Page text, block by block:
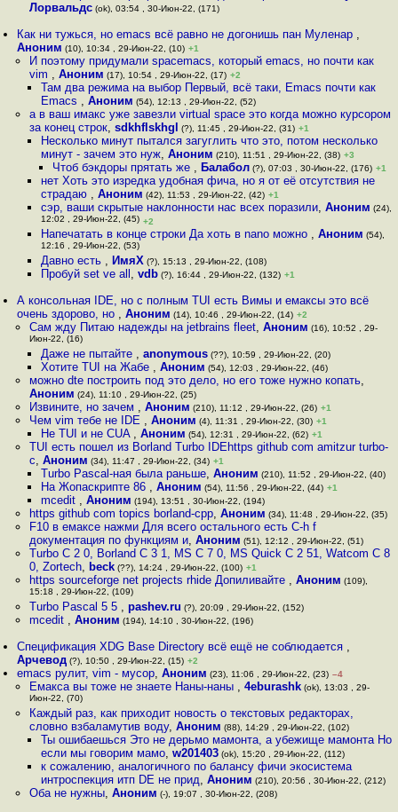
Лорвальдс(ok), 03:54 , 30-Июн-22, (171)
Как ни тужься, но emacs всё равно не догонишь пан Муленар ,
Аноним (10), 10:34 , 29-Июн-22, (10) +1
И поэтому придумали spacemacs, который emacs, но почти как
vim , Аноним (17), 10:54 , 29-Июн-22, (17) +2
Там два режима на выбор Первый, всё таки, Emacs почти как
Emacs , Аноним (54), 12:13 , 29-Июн-22, (52)
а в ваш имакс уже завезли virtual space это когда можно курсором
за конец строк, sdkhflskhgl (?), 11:45 , 29-Июн-22, (31) +1
Несколько минут пытался загуглить что это, потом несколько
минут - зачем это нуж, Аноним (210), 11:51 , 29-Июн-22, (38) +3
Чтоб бэкдоры прятать же , Балабол (?), 07:03 , 30-Июн-22, (176) +1
нет Хоть это изредка удобная фича, но я от её отсутствия не
страдаю , Аноним (42), 11:53 , 29-Июн-22, (42) +1
сэр, ваши скрытые наклонности нас всех поразили, Аноним (24),
12:02 , 29-Июн-22, (45) +2
Напечатать в конце строки Да хоть в nano можно , Аноним (54),
12:16 , 29-Июн-22, (53)
Давно есть , ИмяХ (?), 15:13 , 29-Июн-22, (108)
Пробуй set ve all , vdb(?), 16:44 , 29-Июн-22, (132) +1
А консольная IDE, но с полным TUI есть Вимы и емаксы это всё
очень здорово, но ,Аноним (14), 10:46 , 29-Июн-22, (14) +2
Сам жду Питаю надежды на jetbrains fleet, Аноним (16), 10:52 , 29-
Июн-22, (16)
Даже не пытайте , anonymous(??), 10:59 , 29-Июн-22, (20)
Хотите TUI на Жабе , Аноним (54), 12:03 , 29-Июн-22, (46)
можно dte построить под это дело, но его тоже нужно копать,
Аноним (24), 11:10 , 29-Июн-22, (25)
Извините, но зачем , Аноним (210), 11:12 , 29-Июн-22, (26) +1
Чем vim тебе не IDE , Аноним (4), 11:31 , 29-Июн-22, (30) +1
Не TUI и не CUA , Аноним (54), 12:31 , 29-Июн-22, (62) +1
TUI есть пошел из Borland Turbo IDEhttps github com amitzur turbo-
c, Аноним (34), 11:47 , 29-Июн-22, (34) +1
Turbo Pascal-ная была раньше, Аноним (210), 11:52 , 29-Июн-22, (40)
На Жопаскрипте 86 , Аноним (54), 11:56 , 29-Июн-22, (44) +1
mcedit , Аноним (194), 13:51 , 30-Июн-22, (194)
https github com topics borland-cpp, Аноним (34), 11:48 , 29-Июн-22, (35)
F10 в емаксе нажми Для всего остального есть C-h f
документация по функциям и, Аноним (51), 12:12 , 29-Июн-22, (51)
Turbo C 2 0, Borland C 3 1, MS C 7 0, MS Quick C 2 51, Watcom C 8
0, Zortech, beck(??), 14:24 , 29-Июн-22, (100) +1
https sourceforge net projects rhide Допиливайте , Аноним (109),
15:18 , 29-Июн-22, (109)
Turbo Pascal 5 5 , pashev.ru (?), 20:09 , 29-Июн-22, (152)
mcedit , Аноним (194), 14:10 , 30-Июн-22, (196)
Спецификация XDG Base Directory всё ещё не соблюдается ,
Арчевод (?), 10:50 , 29-Июн-22, (15) +2
emacs рулит, vim - мусор,Аноним (23), 11:06 , 29-Июн-22, (23) –4
Емакса вы тоже не знаете Наны-наны , 4eburashk(ok), 13:03 , 29-
Июн-22, (70)
Каждый раз, как приходит новость о текстовых редакторах,
словно взбаламутив воду, Аноним (88), 14:29 , 29-Июн-22, (102)
Ты ошибаешься Это не дерьмо мамонта, а убежище мамонта Но
если мы говорим мамо, w201403(ok), 15:20 , 29-Июн-22, (112)
к сожалению, аналогичного по балансу фичи экосистема
интроспекция итп DE не прид, Аноним (210), 20:56 , 30-Июн-22, (212)
Оба не нужны, Аноним (-), 19:07 , 30-Июн-22, (208)